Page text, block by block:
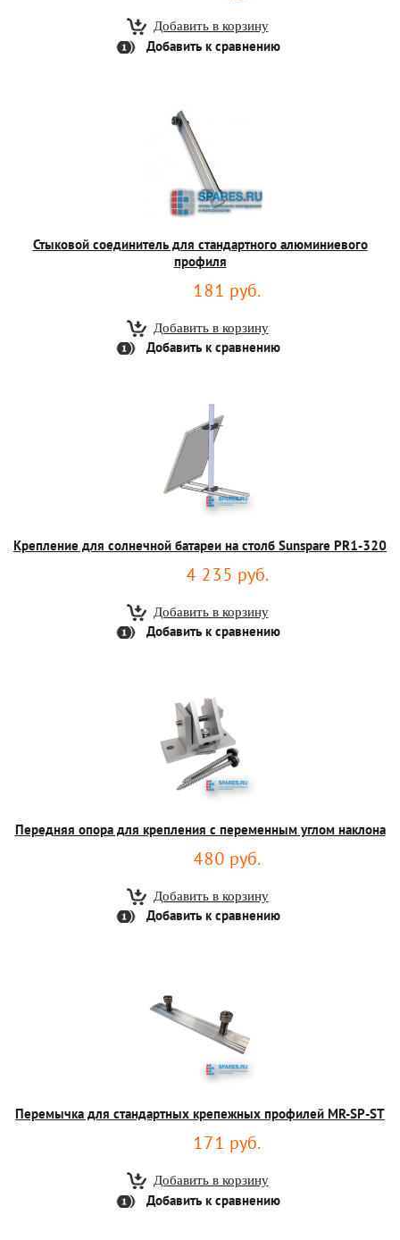
Добавить к сравнению
Стыковой соединитель для стандартного алюминиевого
профиля
181 руб.
Добавить к сравнению
Крепление для солнечной батареи на столб Sunspare PR1-320
4 235 руб.
Добавить к сравнению
Передняя опора для крепления с переменным углом наклона
480 руб.
Добавить к сравнению
Перемычка для стандартных крепежных профилей MR-SP-ST
171 руб.
Добавить к сравнению